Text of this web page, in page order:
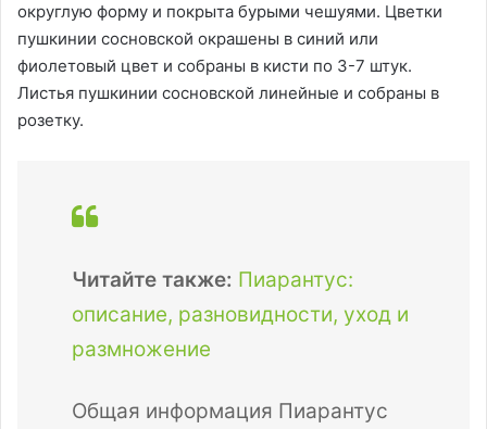
округлую форму и покрыта бурыми чешуями. Цветки
пушкинии сосновской окрашены в синий или
фиолетовый цвет и собраны в кисти по 3-7 штук.
Листья пушкинии сосновской линейные и собраны в
розетку.
Читайте также: Пиарантус:
описание, разновидности, уход и
размножение
Общая информация Пиарантус